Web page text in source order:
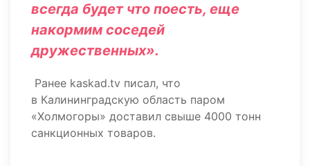
всегда будет что поесть, еще
накормим соседей
дружественных».
Ранее kaskad.tv писал, что
в Калининградскую область паром
«Холмогоры» доставил свыше 4000 тонн
санкционных товаров.